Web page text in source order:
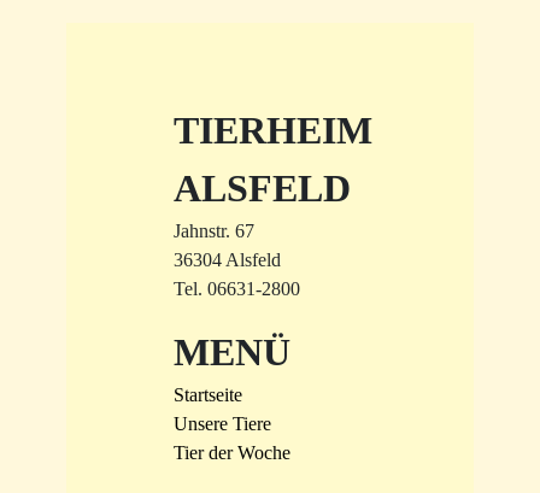
TIERHEIM
ALSFELD
Jahnstr. 67
36304 Alsfeld
Tel. 06631-2800
MENÜ
Startseite
Unsere Tiere
Tier der Woche